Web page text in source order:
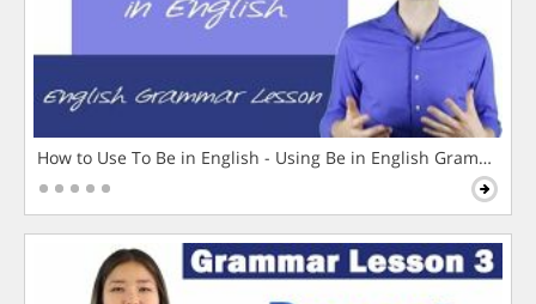
How to Use To Be in English - Using Be in English Grammar